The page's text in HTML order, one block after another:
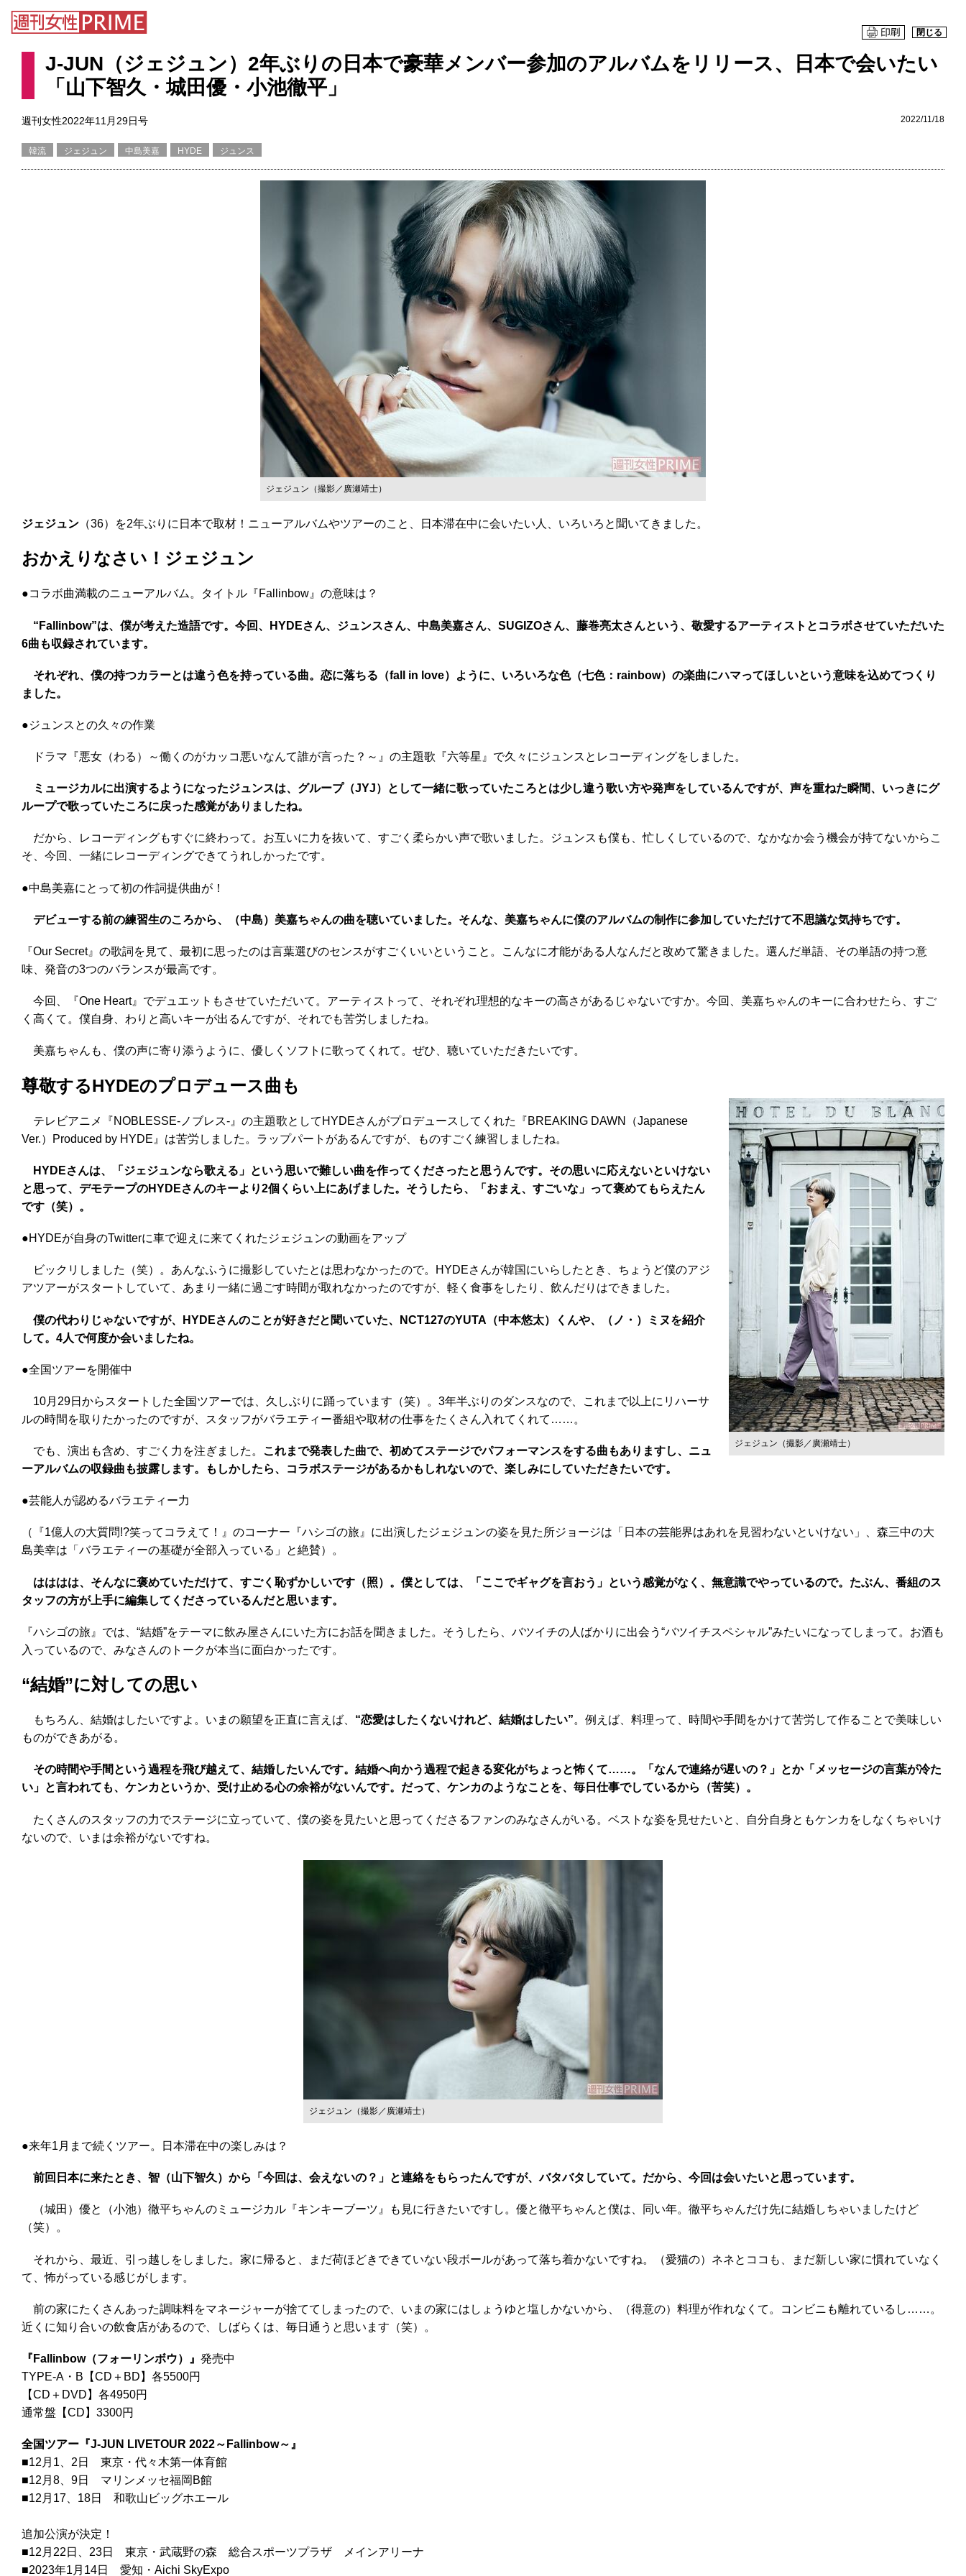
閉じる
J-JUN（ジェジュン）2年ぶりの日本で豪華メンバー参加のアルバムをリリース、日本で会いたい
「山下智久・城田優・小池徹平」
週刊女性2022年11月29日号 2022/11/18
韓流 ジェジュン 中島美嘉 HYDE ジュンス
ジェジュン（撮影／廣瀬靖士）
ジェジュン （36）を2年ぶりに日本で取材！ニューアルバムやツアーのこと、日本滞在中に会いたい人、いろいろと聞いてきました。
おかえりなさい！ジェジュン
●コラボ曲満載のニューアルバム。タイトル『Fallinbow』の意味は？
“Fallinbow”は、僕が考えた造語です。今回、HYDEさん、ジュンスさん、中島美嘉さん、SUGIZOさん、藤巻亮太さんという、敬愛するアーティストとコラボさせていただいた
6曲も収録されています。
それぞれ、僕の持つカラーとは違う色を持っている曲。恋に落ちる（fall in love）ように、いろいろな色（七色：rainbow）の楽曲にハマってほしいという意味を込めてつくり
ました。
●ジュンスとの久々の作業
ドラマ『悪女（わる）～働くのがカッコ悪いなんて誰が言った？～』の主題歌『六等星』で久々にジュンスとレコーディングをしました。
ミュージカルに出演するようになったジュンスは、グループ（JYJ）として一緒に歌っていたころとは少し違う歌い方や発声をしているんですが、声を重ねた瞬間、いっきにグ
ループで歌っていたころに戻った感覚がありましたね。
だから、レコーディングもすぐに終わって。お互いに力を抜いて、すごく柔らかい声で歌いました。ジュンスも僕も、忙しくしているので、なかなか会う機会が持てないからこ
そ、今回、一緒にレコーディングできてうれしかったです。
●中島美嘉にとって初の作詞提供曲が！
デビューする前の練習生のころから、（中島）美嘉ちゃんの曲を聴いていました。そんな、美嘉ちゃんに僕のアルバムの制作に参加していただけて不思議な気持ちです。
『Our Secret』の歌詞を見て、最初に思ったのは言葉選びのセンスがすごくいいということ。こんなに才能がある人なんだと改めて驚きました。選んだ単語、その単語の持つ意
味、発音の3つのバランスが最高です。
今回、『One Heart』でデュエットもさせていただいて。アーティストって、それぞれ理想的なキーの高さがあるじゃないですか。今回、美嘉ちゃんのキーに合わせたら、すご
く高くて。僕自身、わりと高いキーが出るんですが、それでも苦労しましたね。
美嘉ちゃんも、僕の声に寄り添うように、優しくソフトに歌ってくれて。ぜひ、聴いていただきたいです。
尊敬するHYDEのプロデュース曲も
ジェジュン（撮影／廣瀬靖士）
テレビアニメ『NOBLESSE-ノブレス-』の主題歌としてHYDEさんがプロデュースしてくれた『BREAKING DAWN（Japanese
Ver.）Produced by HYDE』は苦労しました。ラップパートがあるんですが、ものすごく練習しましたね。
HYDEさんは、「ジェジュンなら歌える」という思いで難しい曲を作ってくださったと思うんです。その思いに応えないといけない
と思って、デモテープのHYDEさんのキーより2個くらい上にあげました。そうしたら、「おまえ、すごいな」って褒めてもらえたん
です（笑）。
●HYDEが自身のTwitterに車で迎えに来てくれたジェジュンの動画をアップ
ビックリしました（笑）。あんなふうに撮影していたとは思わなかったので。HYDEさんが韓国にいらしたとき、ちょうど僕のアジ
アツアーがスタートしていて、あまり一緒に過ごす時間が取れなかったのですが、軽く食事をしたり、飲んだりはできました。
僕の代わりじゃないですが、HYDEさんのことが好きだと聞いていた、NCT127のYUTA（中本悠太）くんや、（ノ・）ミヌを紹介
して。4人で何度か会いましたね。
●全国ツアーを開催中
10月29日からスタートした全国ツアーでは、久しぶりに踊っています（笑）。3年半ぶりのダンスなので、これまで以上にリハーサ
ルの時間を取りたかったのですが、スタッフがバラエティー番組や取材の仕事をたくさん入れてくれて……。
でも、演出も含め、すごく力を注ぎました。 これまで発表した曲で、初めてステージでパフォーマンスをする曲もありますし、ニュ
ーアルバムの収録曲も披露します。もしかしたら、コラボステージがあるかもしれないので、楽しみにしていただきたいです。
●芸能人が認めるバラエティー力
（『1億人の大質問!?笑ってコラえて！』のコーナー『ハシゴの旅』に出演したジェジュンの姿を見た所ジョージは「日本の芸能界はあれを見習わないといけない」、森三中の大
島美幸は「バラエティーの基礎が全部入っている」と絶賛）。
はははは、そんなに褒めていただけて、すごく恥ずかしいです（照）。僕としては、「ここでギャグを言おう」という感覚がなく、無意識でやっているので。たぶん、番組のス
タッフの方が上手に編集してくださっているんだと思います。
『ハシゴの旅』では、“結婚”をテーマに飲み屋さんにいた方にお話を聞きました。そうしたら、バツイチの人ばかりに出会う“バツイチスペシャル”みたいになってしまって。お酒も
入っているので、みなさんのトークが本当に面白かったです。
“結婚”に対しての思い
もちろん、結婚はしたいですよ。いまの願望を正直に言えば、 “恋愛はしたくないけれど、結婚はしたい”。例えば、料理って、時間や手間をかけて苦労して作ることで美味しい
ものができあがる。
その時間や手間という過程を飛び越えて、結婚したいんです。結婚へ向かう過程で起きる変化がちょっと怖くて……。「なんで連絡が遅いの？」とか「メッセージの言葉が冷た
い」と言われても、ケンカというか、受け止める心の余裕がないんです。だって、ケンカのようなことを、毎日仕事でしているから（苦笑）。
たくさんのスタッフの力でステージに立っていて、僕の姿を見たいと思ってくださるファンのみなさんがいる。ベストな姿を見せたいと、自分自身ともケンカをしなくちゃいけ
ないので、いまは余裕がないですね。
ジェジュン（撮影／廣瀬靖士）
●来年1月まで続くツアー。日本滞在中の楽しみは？
前回日本に来たとき、智（山下智久）から「今回は、会えないの？」と連絡をもらったんですが、バタバタしていて。だから、今回は会いたいと思っています。
（城田）優と（小池）徹平ちゃんのミュージカル『キンキーブーツ』も見に行きたいですし。優と徹平ちゃんと僕は、同い年。徹平ちゃんだけ先に結婚しちゃいましたけど
（笑）。
それから、最近、引っ越しをしました。家に帰ると、まだ荷ほどきできていない段ボールがあって落ち着かないですね。（愛猫の）ネネとココも、まだ新しい家に慣れていなく
て、怖がっている感じがします。
前の家にたくさんあった調味料をマネージャーが捨ててしまったので、いまの家にはしょうゆと塩しかないから、（得意の）料理が作れなくて。コンビニも離れているし……。
近くに知り合いの飲食店があるので、しばらくは、毎日通うと思います（笑）。
『Fallinbow（フォーリンボウ）』 発売中
TYPE-A・B【CD＋BD】各5500円
【CD＋DVD】各4950円
通常盤【CD】3300円
全国ツアー『J-JUN LIVETOUR 2022～Fallinbow～』
■12月1、2日 東京・代々木第一体育館
■12月8、9日 マリンメッセ福岡B館
■12月17、18日 和歌山ビッグホエール
追加公演が決定！
■12月22日、23日 東京・武蔵野の森 総合スポーツプラザ メインアリーナ
■2023年1月14日 愛知・Aichi SkyExpo